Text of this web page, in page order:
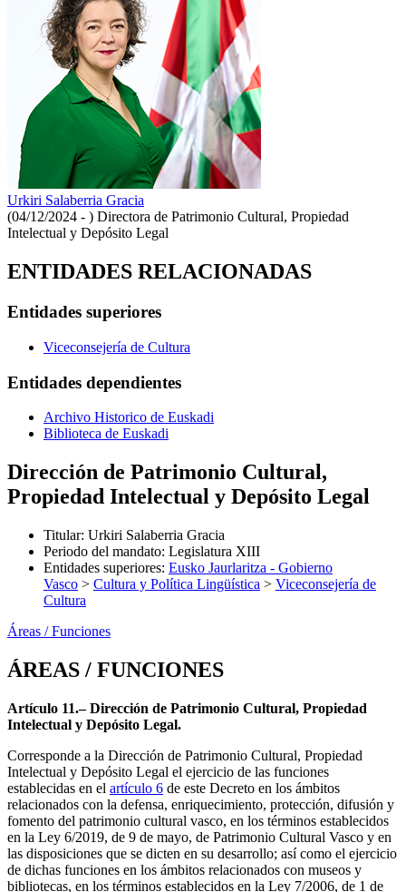
Urkiri Salaberria Gracia
(04/12/2024 - ) Directora de Patrimonio Cultural, Propiedad
Intelectual y Depósito Legal
ENTIDADES RELACIONADAS
Entidades superiores
Viceconsejería de Cultura
Entidades dependientes
Archivo Historico de Euskadi
Biblioteca de Euskadi
Dirección de Patrimonio Cultural,
Propiedad Intelectual y Depósito Legal
Titular: Urkiri Salaberria Gracia
Periodo del mandato: Legislatura XIII
Entidades superiores: Eusko Jaurlaritza - Gobierno
Vasco > Cultura y Política Lingüística > Viceconsejería de
Cultura
Áreas / Funciones
ÁREAS / FUNCIONES
Artículo 11.– Dirección de Patrimonio Cultural, Propiedad
Intelectual y Depósito Legal.
Corresponde a la Dirección de Patrimonio Cultural, Propiedad
Intelectual y Depósito Legal el ejercicio de las funciones
establecidas en el artículo 6 de este Decreto en los ámbitos
relacionados con la defensa, enriquecimiento, protección, difusión y
fomento del patrimonio cultural vasco, en los términos establecidos
en la Ley 6/2019, de 9 de mayo, de Patrimonio Cultural Vasco y en
las disposiciones que se dicten en su desarrollo; así como el ejercicio
de dichas funciones en los ámbitos relacionados con museos y
bibliotecas, en los términos establecidos en la Ley 7/2006, de 1 de